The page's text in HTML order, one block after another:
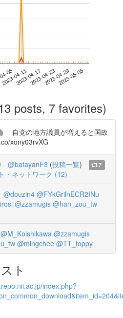
05
2023-04-112023-04-172023-04-232023-04-292023-05-05
posts, 7 favorites)
自党の地方議員が増えると国政
xony03rvXG
@batayanF3 (投稿一覧)
7
・ネットワーク (12)
@douzin4 @FYkGrilnECR2INu
@zzamugis @han_zou_tw
@M_Koishikawa @zzamugis
@mingchee @TT_toppy
ト
index.php?